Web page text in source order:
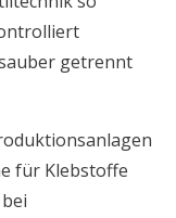
getrennt
für Klebstoffe